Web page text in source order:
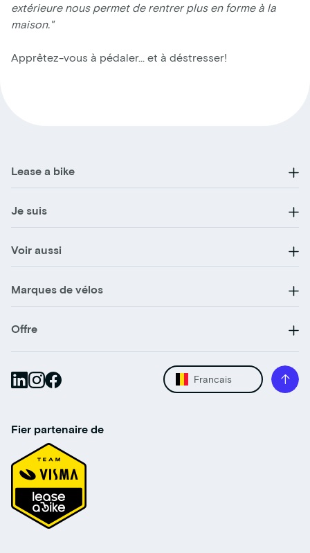
extérieure nous permet de rentrer plus en forme à la
maison."
Apprêtez-vous à pédaler… et à déstresser!
Lease a bike
Je suis
Voir aussi
Marques de vélos
Offre
Francais
Fier partenaire de